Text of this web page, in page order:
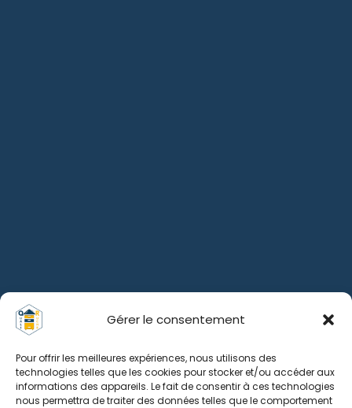
Gérer le consentement
Pour offrir les meilleures expériences, nous utilisons des
technologies telles que les cookies pour stocker et/ou accéder aux
informations des appareils. Le fait de consentir à ces technologies
nous permettra de traiter des données telles que le comportement